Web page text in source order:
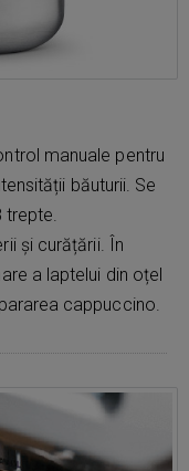
manuale pentru
băuturii. Se
și curățării. În
a laptelui din oțel
cappuccino.